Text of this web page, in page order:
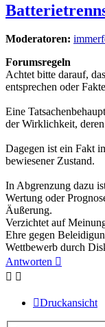
Moderatoren:
Forumsregeln
Achtet bitte darauf,
entsprechen oder
Eine
der Wirklichkeit,
Dagegen ist ein Fakt
bewiesener Zustand.
In Abgrenzung dazu
Wertung oder
Äußerung.
Verzichtet auf
Ehre gegen
Wettbewerb durch
Antworten
Druckansicht